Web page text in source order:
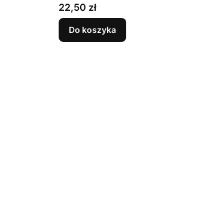
Cena
22,50 zł
Do koszyka